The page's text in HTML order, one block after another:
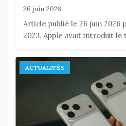
26 juin 2026
Article publié le 26 juin 2026
2023, Apple avait introduit le
ACTUALITÉS